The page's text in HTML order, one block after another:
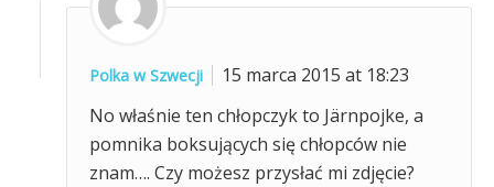
Polka w Szwecji
15 marca 2015 at 18:23
No właśnie ten chłopczyk to Järnpojke, a
pomnika boksujących się chłopców nie
znam…. Czy możesz przysłać mi zdjęcie?